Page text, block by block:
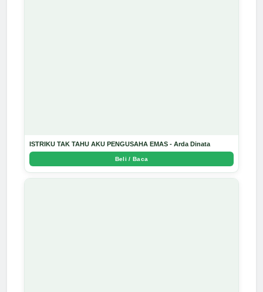
ISTRIKU TAK TAHU AKU PENGUSAHA EMAS - Arda Dinata
Beli / Baca